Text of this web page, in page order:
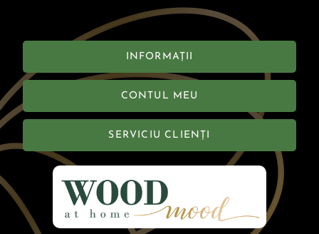
INFORMAȚII
CONTUL MEU
SERVICIU CLIENȚI